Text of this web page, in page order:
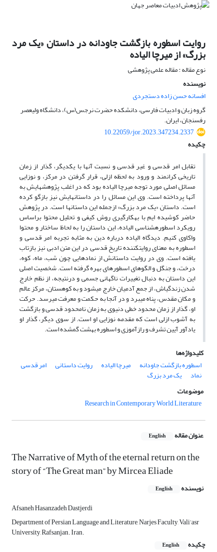
روایت اسطوره بازگشت جاودانه در داستان «یک مرد
بزرگ» از میرچا الیاده
نوع مقاله : مقاله علمی پژوهشی
نویسنده
افسانه حسن زاده دستجردی
گروه زبان و ادبیات فارسی، دانشکده حضرت نرجس(س)، دانشگاه ولیعصر
رفسنجان، ایران.
10.22059/jor.2023.347234.2337
چکیده
تقابل امر قدسی و غیر قدسی و نسبت آنها با یکدیگر، گذار از زمان
تاریخی کرانمند و ورود به لحظه ازلی، قرار گرفتن در مرکز، و نوزایی
مسائل اصلی مورد توجه میرچا الیاده بود که در اغلب پژوهش‏هایش به
آنها پرداخته ‏است. وی این مسائل را در داستان‏هایش نیز بازگو کرده
‏است. داستان «یک مرد بزرگ» ازجمله این داستان‏ها است. در پژوهش
حاضر کوشیده ‏ایم با به‏کارگیری روش کیفی و تحلیل محتوا براساس
رویکرد اسطوره‏شناسی الیاده، این داستان را به لحاظ ساختار و محتوا
واکاوی کنیم. دیدگاه الیاده درباره دین به‏ مثابه تجربه امر قدسی و
اسطوره به معنای روایت‏کننده تاریخ قدسی در این متن ادبی نیز بازتاب
یافته ‏است. وی در روایت داستانش از نمادهایی چون شب، ماه، کوه،
درخت، و جنگل و الگوهای اسطوره‏ای بهره گرفته ‏است. شخصیت اصلی
این داستان به دنبال تغییرات ناگهانی جسمی و درنتیجه، از نظم خارج
شدن زندگی‏اش، از جمع آدمیان خارج می‏شود و به کوهستان، مرکز عالم
و مکان مقدس، پناه می‏برد و در آنجا به حکمت و معرفت می‏رسد. حرکت
او، گذار از زمان محدود خطی دنیوی به زمان نامحدود قدسی و بازگشت
به آشوب ازلی است که مقدمه نوزایی او است. از سوی دیگر، گذار او
یادآور آیین تشرف و رازآموزی و اسطوره بهشت گمشده است.
کلیدواژه‌ها
اسطوره بازگشت جاودانه
میرچا الیاده روایت داستانی امر قدسی
نماد
یک مرد بزرگ
موضوعات
Research in Contemporary World Literature
عنوان مقاله English
The Narrative of Myth of the eternal return on the
story of “The Great man” by Mircea Eliade
نویسنده English
Afsaneh Hasanzadeh Dastjerdi
Department of Persian Language and Literature, Narjes Faculty, Vali’asr
University, Rafsanjan. Iran.
چکیده
English